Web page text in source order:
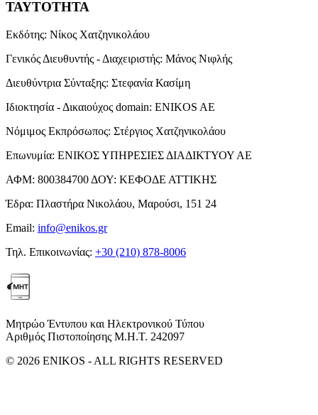
ΤΑΥΤΟΤΗΤΑ
Εκδότης: Νίκος Χατζηνικολάου
Γενικός Διευθυντής - Διαχειριστής: Μάνος Νιφλής
Διευθύντρια Σύνταξης: Στεφανία Κασίμη
Ιδιοκτησία - Δικαιούχος domain: ENIKOS AE
Νόμιμος Εκπρόσωπος: Στέργιος Χατζηνικολάου
Επωνυμία: ΕΝΙΚΟΣ ΥΠΗΡΕΣΙΕΣ ΔΙΑΔΙΚΤΥΟΥ ΑΕ
ΑΦΜ: 800384700 ΔΟΥ: ΚΕΦΟΔΕ ΑΤΤΙΚΗΣ
Έδρα: Πλαστήρα Νικολάου, Μαρούσι, 151 24
Email: info@enikos.gr
Τηλ. Επικοινωνίας: +30 (210) 878-8006
Μητρώο Έντυπου και Ηλεκτρονικού Τύπου
Αριθμός Πιστοποίησης Μ.Η.Τ. 242097
© 2026 ENIKOS - ALL RIGHTS RESERVED